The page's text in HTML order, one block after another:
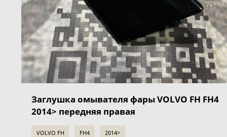
Заглушка омывателя фары VOLVO FH FH4
2014> передняя правая
VOLVO FH FH4 2014>